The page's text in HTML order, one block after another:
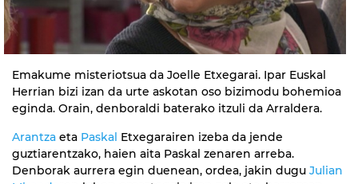
Emakume misteriotsua da Joelle Etxegarai. Ipar Euskal
Herrian bizi izan da urte askotan oso bizimodu bohemioa
eginda. Orain, denboraldi baterako itzuli da Arraldera.
Arantza eta Paskal Etxegarairen izeba da jende
guztiarentzako, haien aita Paskal zenaren arreba.
Denborak aurrera egin duenean, ordea, jakin dugu Julian